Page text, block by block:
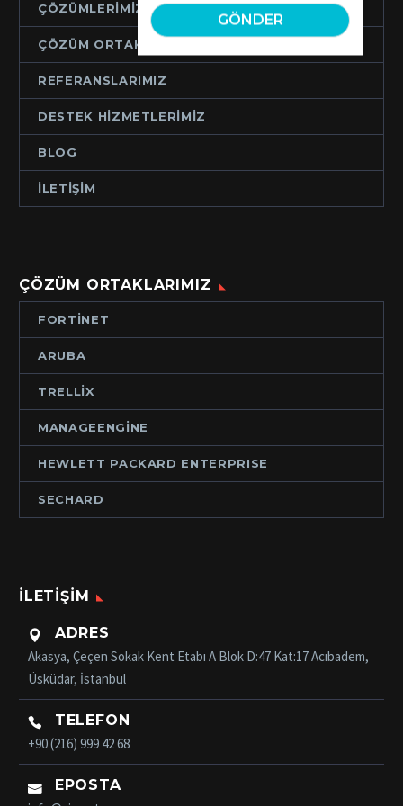
ÇÖZÜMLERIMIZ
ÇÖZÜM ORTAKLARIMIZ
REFERANSLARIMIZ
DESTEK HIZMETLERIMIZ
BLOG
İLETIŞIM
ÇÖZÜM ORTAKLARIMIZ
FORTINET
ARUBA
TRELLIX
MANAGEENGINE
HEWLETT PACKARD ENTERPRISE
SECHARD
İLETIŞIM

ADRES
Akasya, Çeçen Sokak Kent Etabı A Blok D:47 Kat:17 Acıbadem,
Üsküdar, İstanbul

TELEFON
+90 (216) 999 42 68

EPOSTA